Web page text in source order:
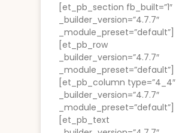
[et_pb_section fb_built=”1″
_builder_version=”4.7.7″
_module_preset=”default”]
[et_pb_row
_builder_version=”4.7.7″
_module_preset=”default”]
[et_pb_column type=”4_4″
_builder_version=”4.7.7″
_module_preset=”default”]
[et_pb_text